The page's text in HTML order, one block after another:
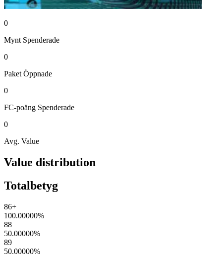
0
Mynt Spenderade
0
Paket Öppnade
0
FC-poäng Spenderade
0
Avg. Value
Value distribution
Totalbetyg
86+
100.00000%
88
50.00000%
89
50.00000%